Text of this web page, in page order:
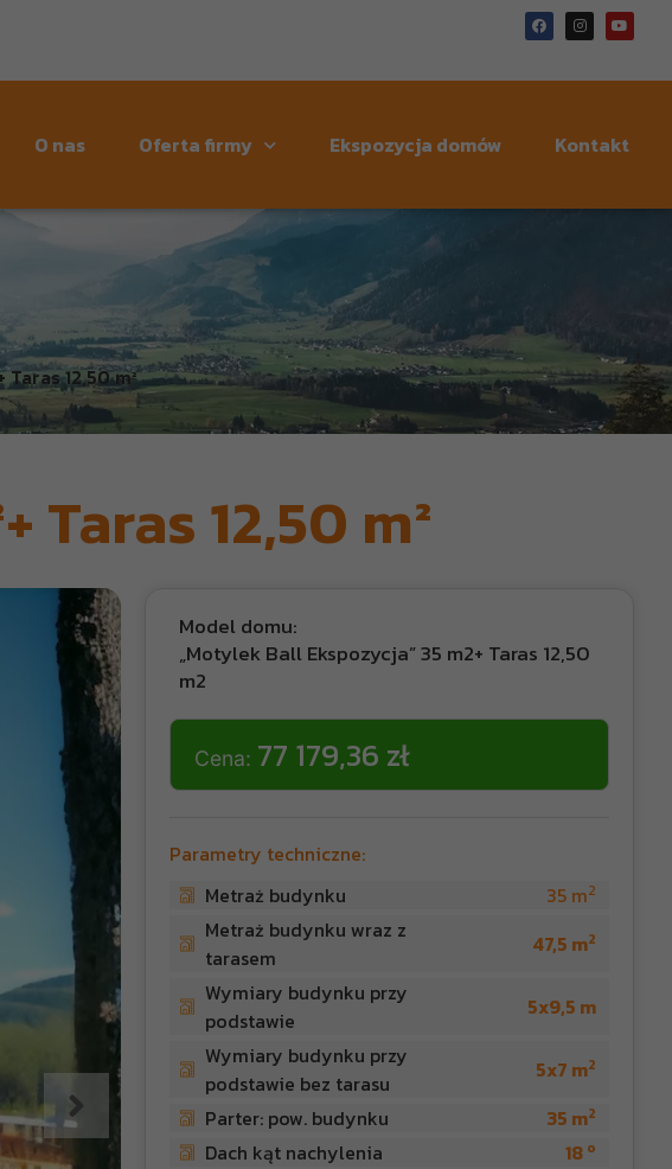
O nas Oferta firmy Ekspozycja domów Kontakt
12,50 m²
12,50 m²
Model domu:
„Motylek Ball Ekspozycja” 35 m2+ Taras 12,50
m2
Cena: 77 179,36 zł
Parametry techniczne:
Metraż budynku
35 m2
Metraż budynku wraz z
tarasem
47,5 m2
Wymiary budynku przy
podstawie
5x9,5 m
Wymiary budynku przy
podstawie bez tarasu
5x7 m2
Parter: pow. budynku 35 m2
Dach kąt nachylenia 18 o